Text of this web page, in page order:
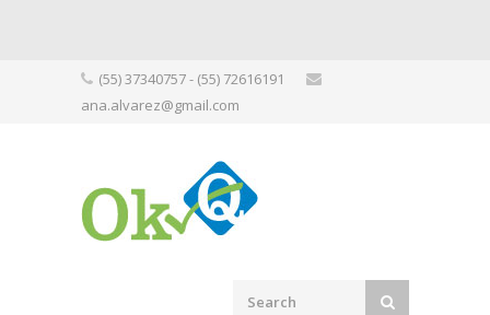
(55) 37340757 - (55) 72616191
ana.alvarez@gmail.com